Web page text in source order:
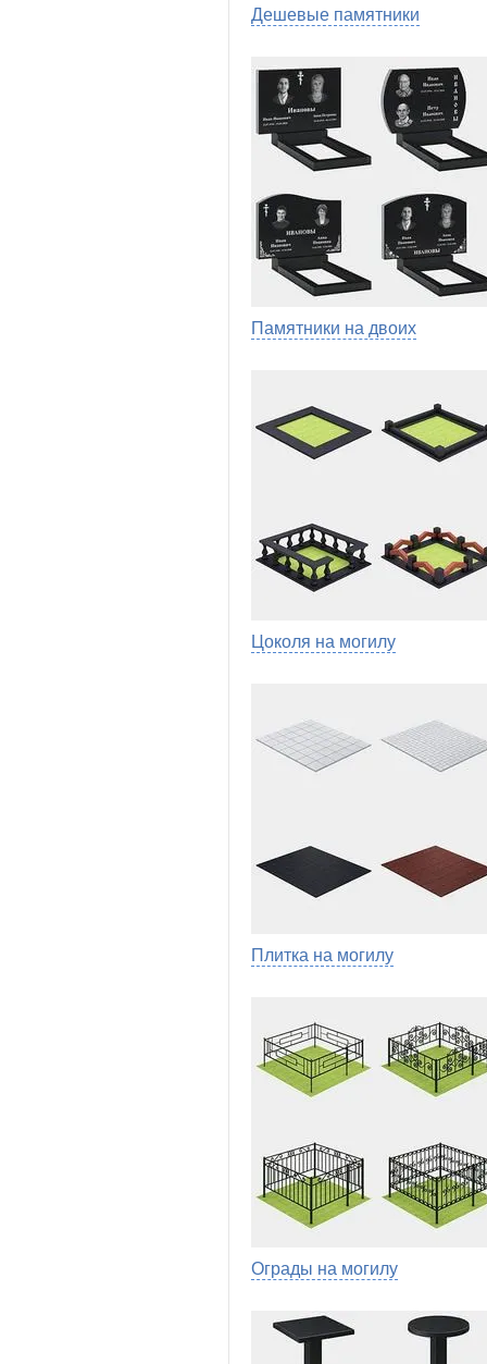
Дешевые памятники
Памятники на двоих
Цоколя на могилу
Плитка на могилу
Ограды на могилу